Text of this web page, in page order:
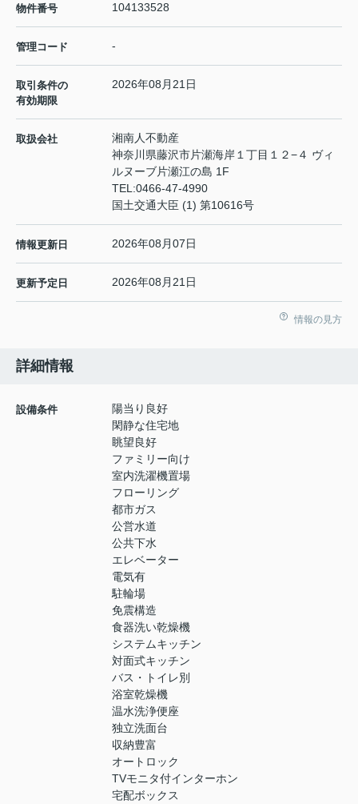
物件番号 104133528
管理コード -
取引条件の
有効期限
2026年08月21日
取扱会社
湘南人不動産
神奈川県藤沢市片瀬海岸１丁目１２−４ ヴィ
ルヌーブ片瀬江の島 1F
TEL:0466-47-4990
国土交通大臣 (1) 第10616号
情報更新日 2026年08月07日
更新予定日 2026年08月21日
情報の見方
詳細情報
設備条件
陽当り良好
閑静な住宅地
眺望良好
ファミリー向け
室内洗濯機置場
フローリング
都市ガス
公営水道
公共下水
エレベーター
電気有
駐輪場
免震構造
食器洗い乾燥機
システムキッチン
対面式キッチン
バス・トイレ別
浴室乾燥機
温水洗浄便座
独立洗面台
収納豊富
オートロック
TVモニタ付インターホン
宅配ボックス